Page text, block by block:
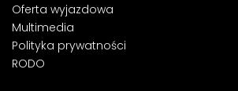
Oferta wyjazdowa
Multimedia
Polityka prywatności
RODO